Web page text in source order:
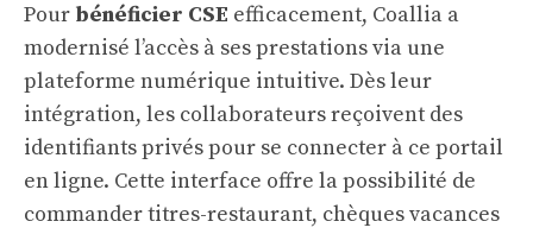
Pour bénéficier CSE efficacement, Coallia a
modernisé l’accès à ses prestations via une
plateforme numérique intuitive. Dès leur
intégration, les collaborateurs reçoivent des
identifiants privés pour se connecter à ce portail
en ligne. Cette interface offre la possibilité de
commander titres-restaurant, chèques vacances